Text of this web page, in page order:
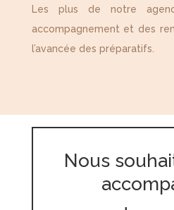
Les plus de notre
accompagnement et des
l’avancée des préparatifs.
Nous